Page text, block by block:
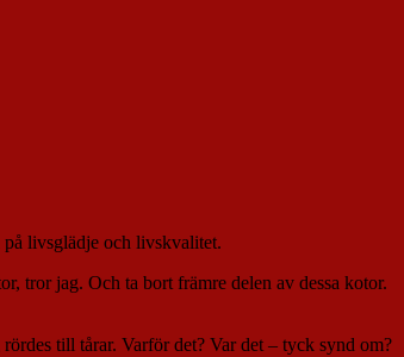
livsglädje och livskvalitet.
tror jag. Och ta bort främre delen av dessa kotor.
till tårar. Varför det? Var det – tyck synd om?